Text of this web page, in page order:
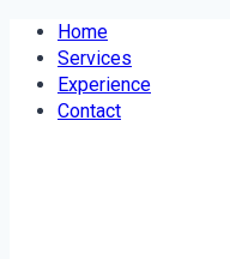
Skip
content
Home
Services
Experience
Contact